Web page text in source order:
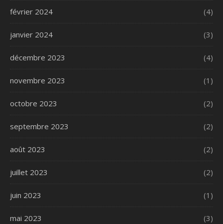
février 2024 (4)
janvier 2024 (3)
décembre 2023 (4)
novembre 2023 (1)
octobre 2023 (2)
septembre 2023 (2)
août 2023 (2)
juillet 2023 (2)
juin 2023 (1)
mai 2023 (3)